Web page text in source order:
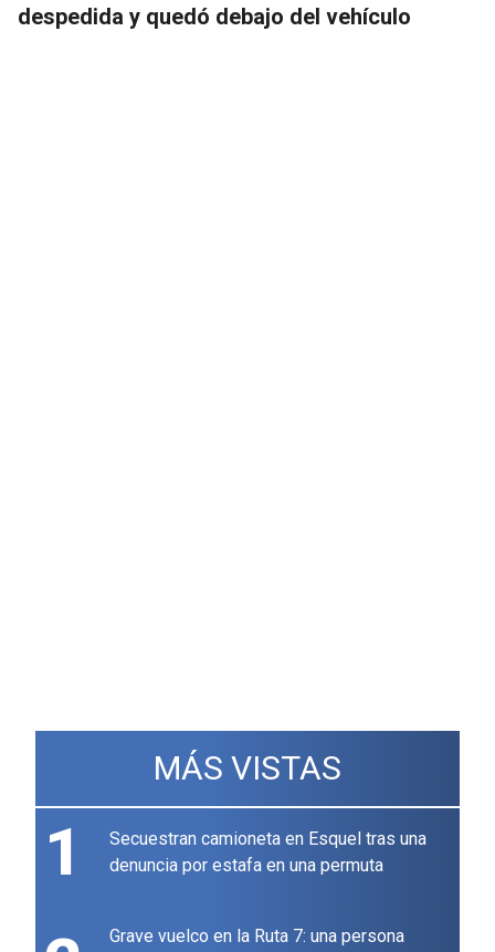
despedida y quedó debajo del vehículo
MÁS VISTAS
1
Secuestran camioneta en Esquel tras una
denuncia por estafa en una permuta
Grave vuelco en la Ruta 7: una persona